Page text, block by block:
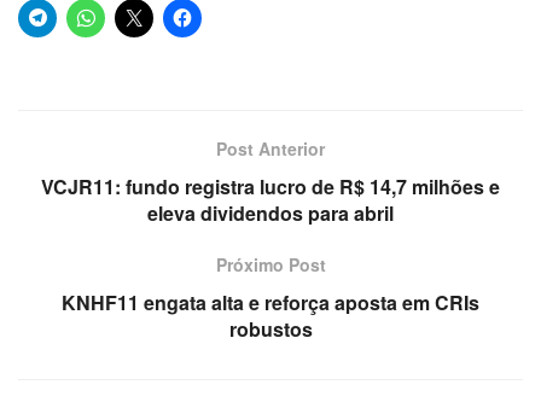
Post Anterior
VCJR11: fundo registra lucro de R$ 14,7 milhões e
eleva dividendos para abril
Próximo Post
KNHF11 engata alta e reforça aposta em CRIs
robustos